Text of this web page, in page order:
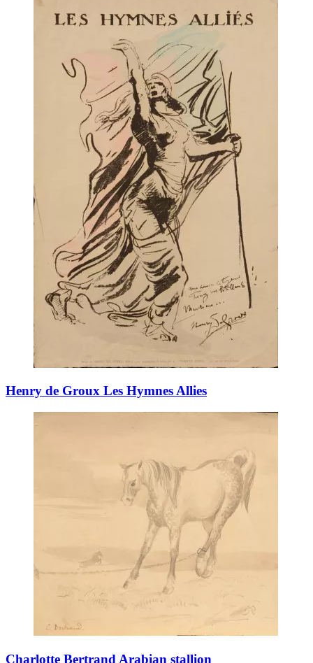
Henry de Groux Les Hymnes Allies
Charlotte Bertrand Arabian stallion